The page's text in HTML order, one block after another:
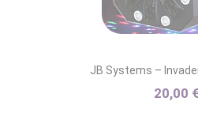
JB Systems –
20,00